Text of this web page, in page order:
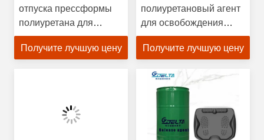
отпуска прессформы
полиуретана для
различных материалов
эластомера
Получите лучшую цену
полиуретановый агент
для освобождения
плесени Стабильный
25 кг
Получите лучшую цену